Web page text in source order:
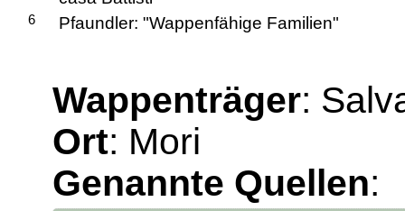
6 Pfaundler: "Wappenfähige Familien"
Wappenträger:
Ort: Mori
Genannte Quellen: